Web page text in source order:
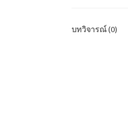
บทวิจารณ์ (0)